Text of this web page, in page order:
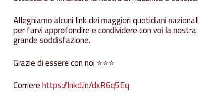
Alleghiamo alcuni link dei maggiori quotidiani nazionali
per farvi approfondire e condividere con voi la nostra
grande soddisfazione.
Grazie di essere con noi ⭐⭐⭐
Corrierehttps://lnkd.in/dxR6q5Eq